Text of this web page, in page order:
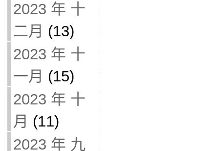
2023 年 十
二月 (13)
2023 年 十
一月 (15)
2023 年 十
月 (11)
2023 年 九